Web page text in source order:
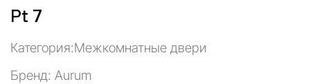
Pt 7
Категория:Межкомнатные двери
Бренд: Aurum